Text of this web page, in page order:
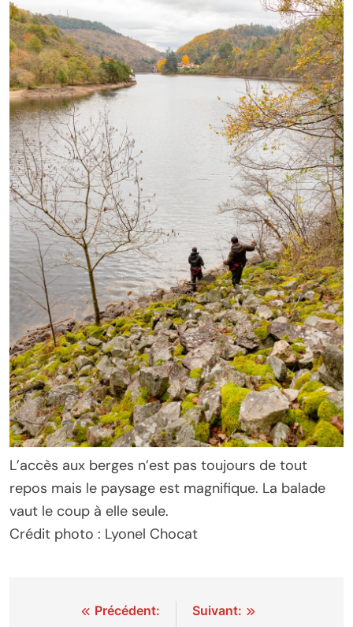
L’accès aux berges n’est pas toujours de tout
repos mais le paysage est magnifique. La balade
vaut le coup à elle seule.
Crédit photo : Lyonel Chocat
NavigationPrécédent:
Suivant: